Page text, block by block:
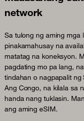
network
Sa tulong ng aming mga
pinakamahusay na
matatag na koneksyon.
pagdating mo pa lang,
tindahan o nagpapalit ng
Ang Congo, na kilala sa
handa nang tuklasin.
ang aming eSIM.